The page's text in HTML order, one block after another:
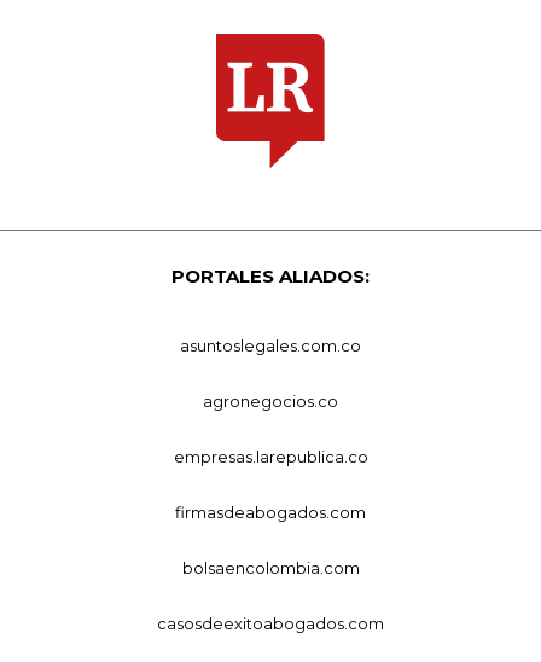
PORTALES ALIADOS:
asuntoslegales.com.co
agronegocios.co
empresas.larepublica.co
firmasdeabogados.com
bolsaencolombia.com
casosdeexitoabogados.com